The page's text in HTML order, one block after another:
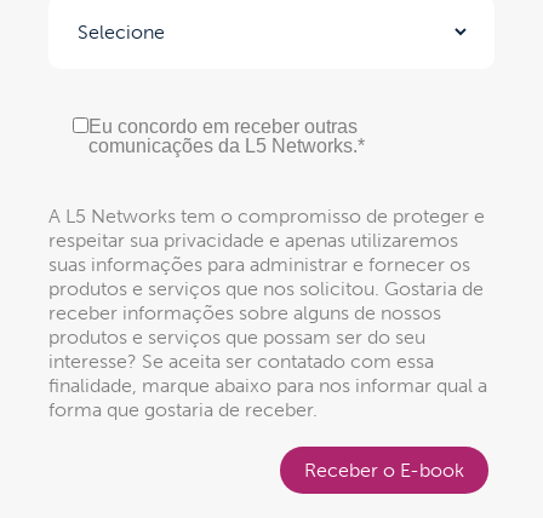
Eu concordo em receber outras
comunicações da L5 Networks.*
A L5 Networks tem o compromisso de proteger e
respeitar sua privacidade e apenas utilizaremos
suas informações para administrar e fornecer os
produtos e serviços que nos solicitou. Gostaria de
receber informações sobre alguns de nossos
produtos e serviços que possam ser do seu
interesse? Se aceita ser contatado com essa
finalidade, marque abaixo para nos informar qual a
forma que gostaria de receber.
Receber o E-book